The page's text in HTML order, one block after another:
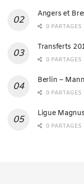
Angers et
0 PARTAGES
Transferts
0 PARTAGES
Berlin –
0 PARTAGES
Ligue
0 PARTAGES